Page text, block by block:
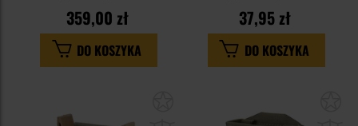
359,00 zł
DO KOSZYKA
37,95 zł
DO KOSZYKA